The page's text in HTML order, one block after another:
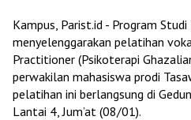
Kampus, Parist.id - Program
menyelenggarakan pelatihan
Practitioner (Psikoterapi
perwakilan mahasiswa prodi
pelatihan ini berlangsung di
Lantai 4, Jum’at (08/01).